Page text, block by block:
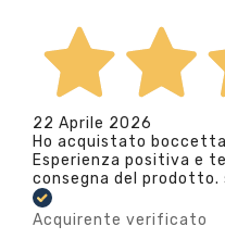
22 Aprile 2026
Ho acquistato
Esperienza positiva e
consegna del
Acquirente verificato